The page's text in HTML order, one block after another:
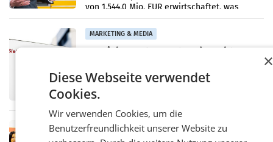
von 1.544,0 Mio. EUR erwirtschaftet, was
einem Plus von 3,8 Prozent gegenüber dem
Vergleichszeitraum
MARKETING & MEDIA
ProSiebenSat.1 spart und macht
UNTERFÖHRING/MAILAND/AMSTERDAM. Der
Fernsehkonzern ProSiebenSat.1 hat im
Frühjahr dank Kostensenkungen operativ
Markterwartung deutlich übertroffen.
RETAIL
Diese Webseite verwendet
Cookies.
Wir verwenden Cookies, um die
Benutzerfreundlichkeit unserer Website zu